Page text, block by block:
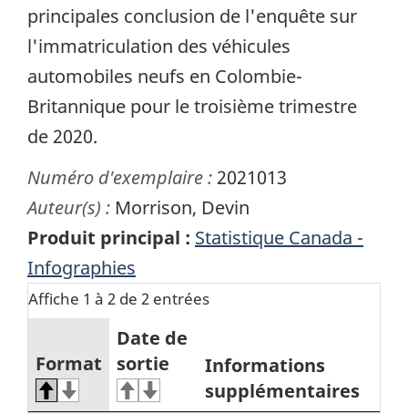
principales conclusion de l'enquête sur
l'immatriculation des véhicules
automobiles neufs en Colombie-
Britannique pour le troisième trimestre
de 2020.
Numéro d'exemplaire : 2021013
Auteur(s) : Morrison, Devin
Produit principal : Statistique Canada -
Infographies
Affiche 1 à 2 de 2 entrées
Format
Date de
sortie
Informations
supplémentaires